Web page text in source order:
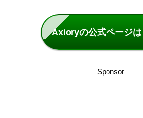
Axioryの公式ページは
Sponsor